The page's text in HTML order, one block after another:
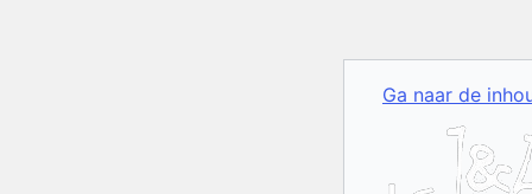
Ga naar de